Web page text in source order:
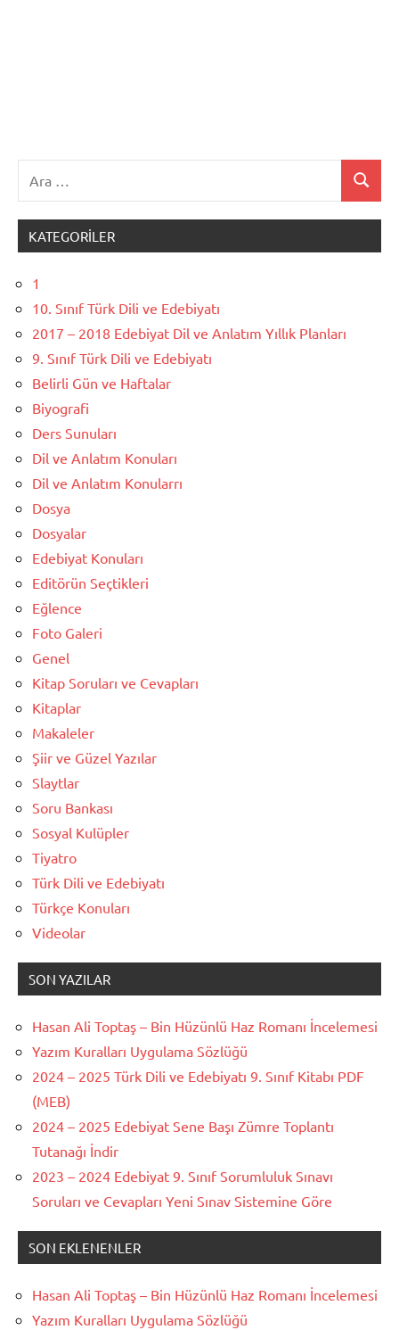
Ara
KATEGORILER
1
10. Sınıf Türk Dili ve Edebiyatı
2017 – 2018 Edebiyat Dil ve Anlatım Yıllık Planları
9. Sınıf Türk Dili ve Edebiyatı
Belirli Gün ve Haftalar
Biyografi
Ders Sunuları
Dil ve Anlatım Konuları
Dil ve Anlatım Konularrı
Dosya
Dosyalar
Edebiyat Konuları
Editörün Seçtikleri
Eğlence
Foto Galeri
Genel
Kitap Soruları ve Cevapları
Kitaplar
Makaleler
Şiir ve Güzel Yazılar
Slaytlar
Soru Bankası
Sosyal Kulüpler
Tiyatro
Türk Dili ve Edebiyatı
Türkçe Konuları
Videolar
SON YAZILAR
Hasan Ali Toptaş – Bin Hüzünlü Haz Romanı İncelemesi
Yazım Kuralları Uygulama Sözlüğü
2024 – 2025 Türk Dili ve Edebiyatı 9. Sınıf Kitabı PDF
(MEB)
2024 – 2025 Edebiyat Sene Başı Zümre Toplantı
Tutanağı İndir
2023 – 2024 Edebiyat 9. Sınıf Sorumluluk Sınavı
Soruları ve Cevapları Yeni Sınav Sistemine Göre
SON EKLENENLER
Hasan Ali Toptaş – Bin Hüzünlü Haz Romanı İncelemesi
Yazım Kuralları Uygulama Sözlüğü